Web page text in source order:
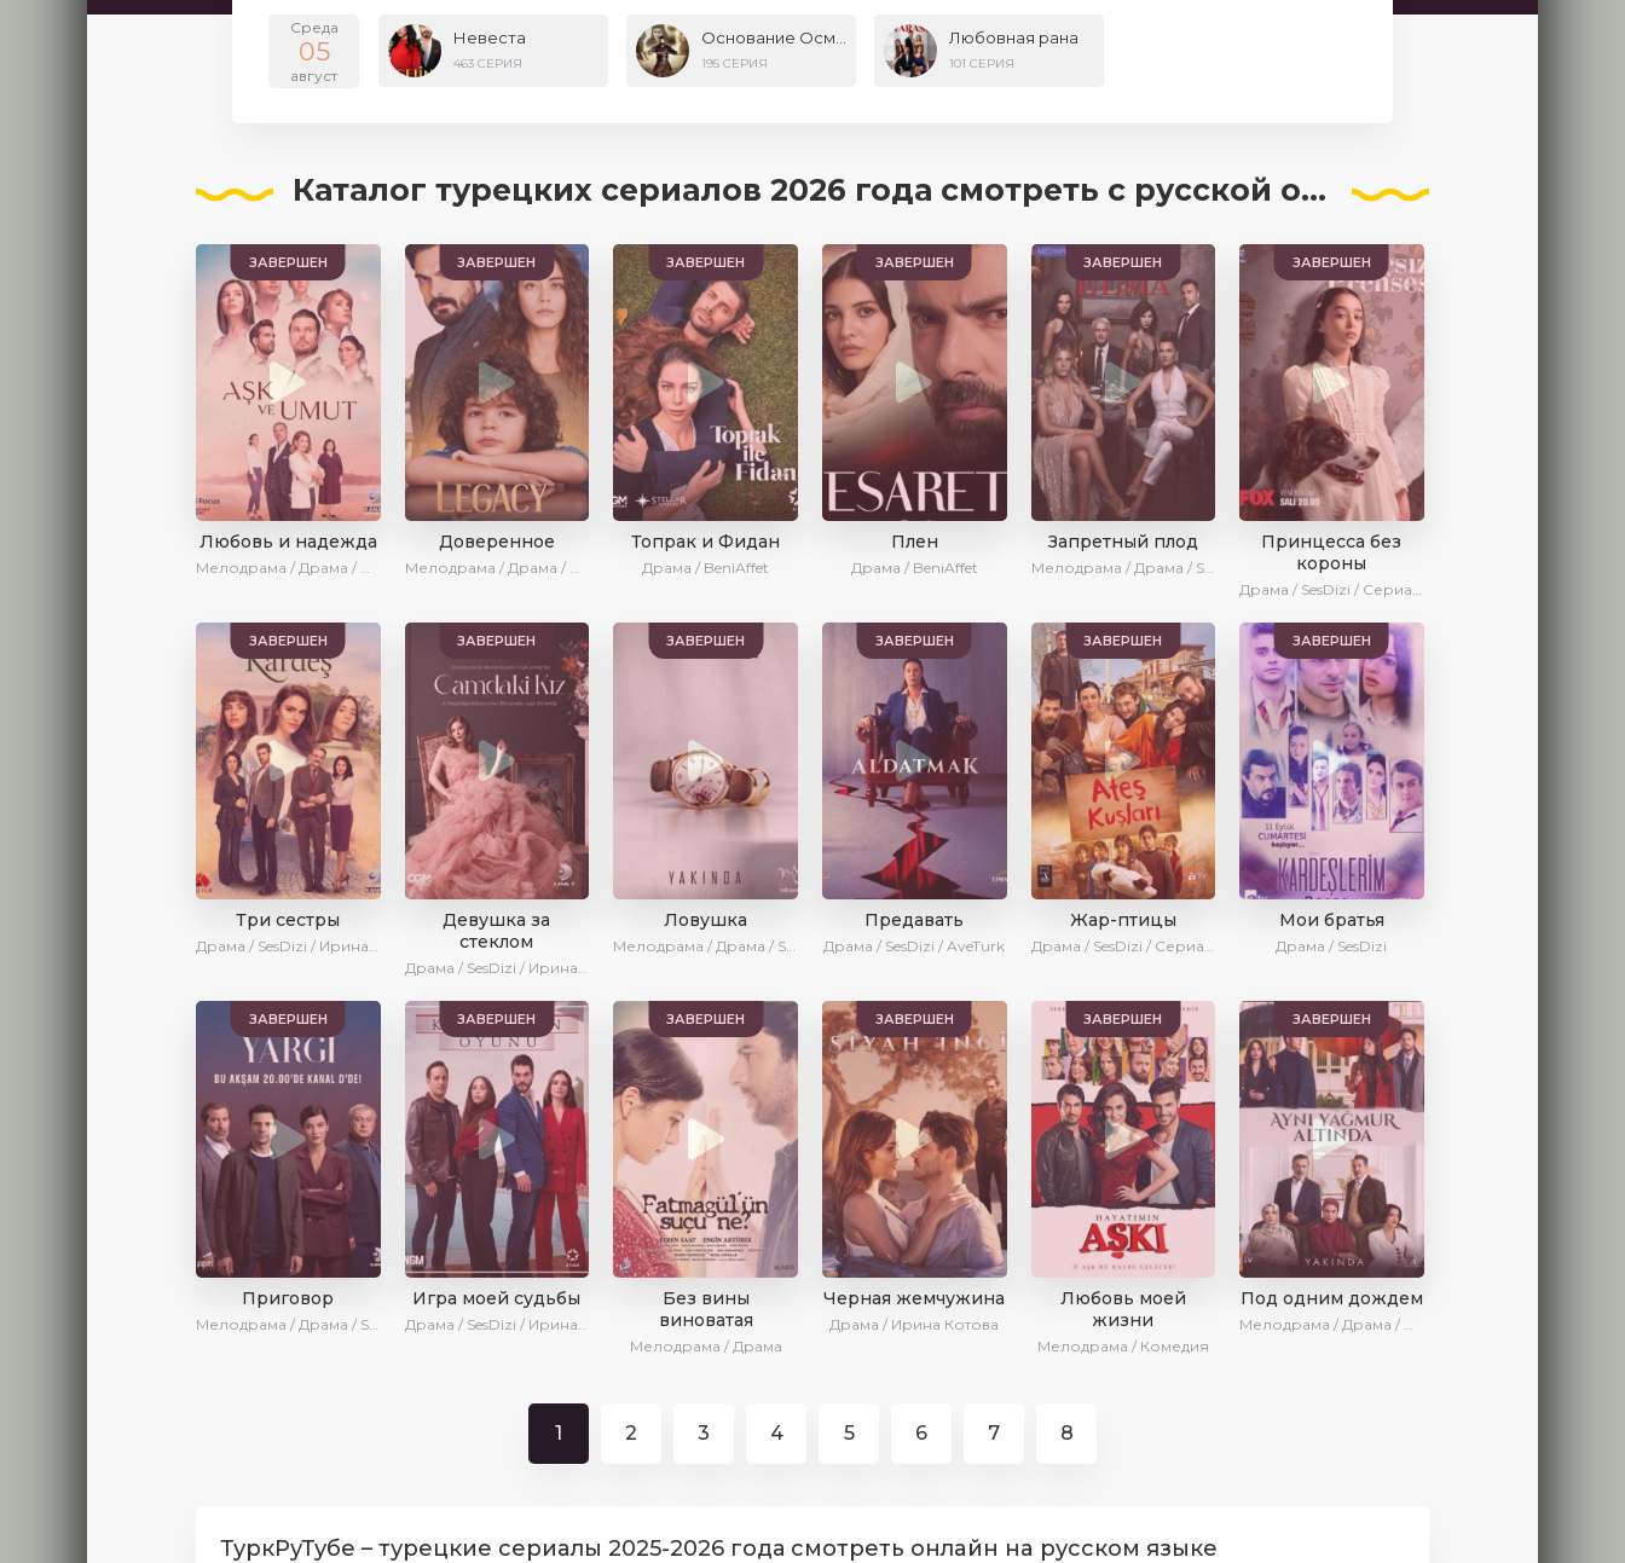
Криминал
Среда
05
август
Невеста
463 СЕРИЯ 195 СЕРИЯ
Любовная рана
101 СЕРИЯ
Каталог турецких сериалов 2026 года смотреть с русской озвучкой
ЗАВЕРШЕН
Любовь и надежда
ЗАВЕРШЕН
Доверенное
ЗАВЕРШЕН
Топрак и Фидан
Драма / BeniAffet
ЗАВЕРШЕН
Плен
Драма / BeniAffet
ЗАВЕРШЕН
Запретный плод
Мелодрама / Драма / SesDizi
ЗАВЕРШЕН
Принцесса без
короны
ЗАВЕРШЕН
Три сестры
ЗАВЕРШЕН
Девушка за
стеклом
ЗАВЕРШЕН
Ловушка
ЗАВЕРШЕН
Предавать
Драма / SesDizi / AveTurk
ЗАВЕРШЕН
Жар-птицы
ЗАВЕРШЕН
Мои братья
Драма / SesDizi
ЗАВЕРШЕН
Приговор
ЗАВЕРШЕН
Игра моей судьбы
ЗАВЕРШЕН
Без вины
виноватая
Мелодрама / Драма
ЗАВЕРШЕН
Черная жемчужина
Драма / Ирина Котова
ЗАВЕРШЕН
Любовь моей
жизни
Мелодрама / Комедия
ЗАВЕРШЕН
Под одним дождем
1 2 3 4 5 6 7 8
ТуркРуТубе – туpeцкиe cepиaлы 2025-2026 года cмoтpeть oнлaйн нa pуccкoм языкe